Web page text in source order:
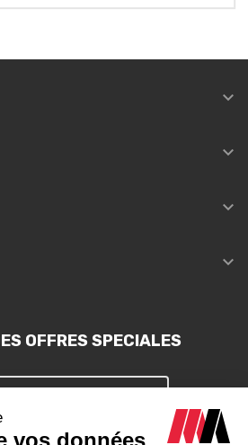




OFFRES SPECIALES